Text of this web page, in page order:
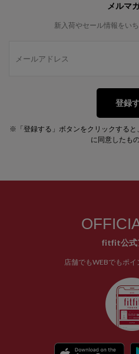
メルマ
新入荷やセール情報をい
登録
※「登録する」ボタンをクリックすると、
に同意したも
fitfit公式
店舗でもWEBでもポ